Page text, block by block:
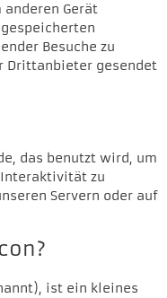
anderen Gerät
Besuche zu
Drittanbieter gesendet
das benutzt wird, um
zu
Servern oder auf
ist ein kleines